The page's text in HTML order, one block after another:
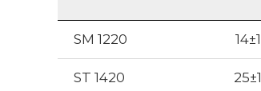
SM 1220 14±1
ST 1420 25±1